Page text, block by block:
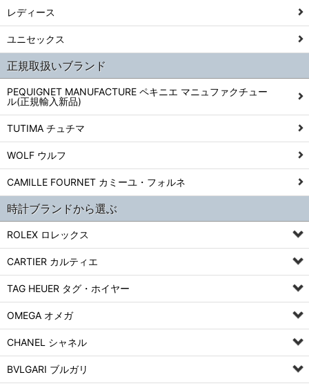
レディース
ユニセックス
正規取扱いブランド
PEQUIGNET MANUFACTURE ペキニエ マニュファクチュー
ル(正規輸入新品)
TUTIMA チュチマ
WOLF ウルフ
CAMILLE FOURNET カミーユ・フォルネ
時計ブランドから選ぶ
ROLEX ロレックス
CARTIER カルティエ
TAG HEUER タグ・ホイヤー
OMEGA オメガ
CHANEL シャネル
BVLGARI ブルガリ